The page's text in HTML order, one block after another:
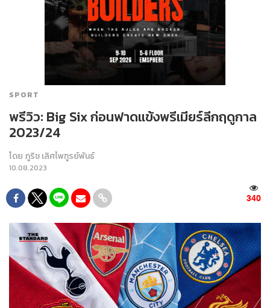
SPORT
พรีวิว: Big Six ก่อนฟาดแข้งพรีเมียร์ลีกฤดูกาล
2023/24
โดย ภูริช เลิศไพฑูรย์พันธ์
10.08.2023
340